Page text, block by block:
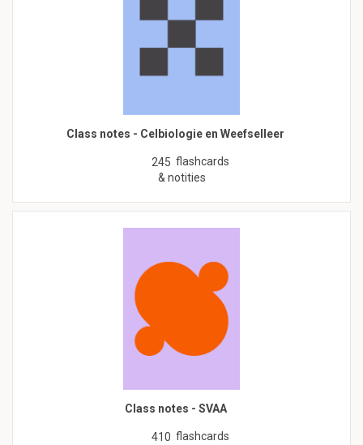
Class notes - Celbiologie en Weefselleer
245 flashcards
& notities
Class notes - SVAA
410 flashcards